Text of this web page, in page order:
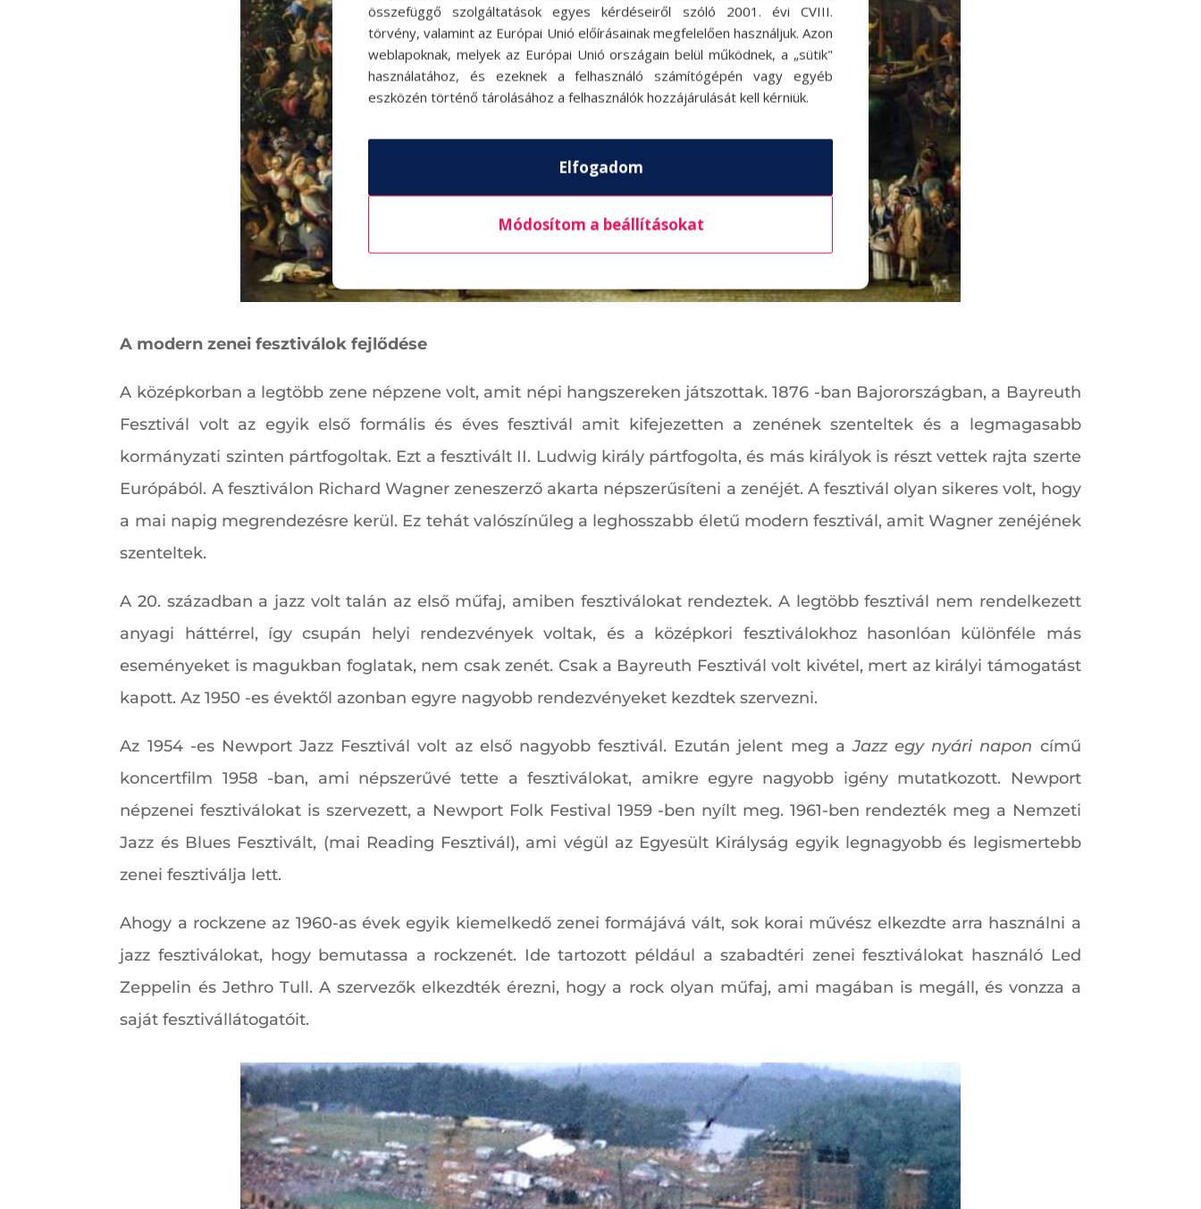
A modern zenei fesztiválok fejlődése
A középkorban a legtöbb zene népzene volt, amit népi hangszereken játszottak. 1876 -ban Bajorországban, a Bayreuth
Fesztivál volt az egyik első formális és éves fesztivál amit kifejezetten a zenének szenteltek és a legmagasabb
kormányzati szinten pártfogoltak. Ezt a fesztivált II. Ludwig király pártfogolta, és más királyok is részt vettek rajta szerte
Európából. A fesztiválon Richard Wagner zeneszerző akarta népszerűsíteni a zenéjét. A fesztivál olyan sikeres volt, hogy
a mai napig megrendezésre kerül. Ez tehát valószínűleg a leghosszabb életű modern fesztivál, amit Wagner zenéjének
szenteltek.
A 20. században a jazz volt talán az első műfaj, amiben fesztiválokat rendeztek. A legtöbb fesztivál nem rendelkezett
anyagi háttérrel, így csupán helyi rendezvények voltak, és a középkori fesztiválokhoz hasonlóan különféle más
eseményeket is magukban foglatak, nem csak zenét. Csak a Bayreuth Fesztivál volt kivétel, mert az királyi támogatást
kapott. Az 1950 -es évektől azonban egyre nagyobb rendezvényeket kezdtek szervezni.
Az 1954 -es Newport Jazz Fesztivál volt az első nagyobb fesztivál. Ezután jelent meg aJazz egy nyári napon című
koncertfilm 1958 -ban, ami népszerűvé tette a fesztiválokat, amikre egyre nagyobb igény mutatkozott. Newport
népzenei fesztiválokat is szervezett, a Newport Folk Festival 1959 -ben nyílt meg. 1961-ben rendezték meg a Nemzeti
Jazz és Blues Fesztivált, (mai Reading Fesztivál), ami végül az Egyesült Királyság egyik legnagyobb és legismertebb
zenei fesztiválja lett.
Ahogy a rockzene az 1960-as évek egyik kiemelkedő zenei formájává vált, sok korai művész elkezdte arra használni a
jazz fesztiválokat, hogy bemutassa a rockzenét. Ide tartozott például a szabadtéri zenei fesztiválokat használó Led
Zeppelin és Jethro Tull. A szervezők elkezdték érezni, hogy a rock olyan műfaj, ami magában is megáll, és vonzza a
saját fesztivállátogatóit.
összefüggő szolgáltatások egyes kérdéseiről szóló 2001. évi CVIII.
törvény, valamint az Európai Unió előírásainak megfelelően használjuk. Azon
weblapoknak, melyek az Európai Unió országain belül működnek, a „sütik"
használatához, és ezeknek a felhasználó számítógépén vagy egyéb
eszközén történő tárolásához a felhasználók hozzájárulását kell kérniük.
Elfogadom
Módosítom a beállításokat